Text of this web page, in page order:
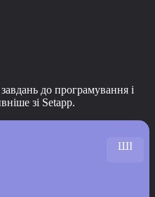
до програмування і
зі Setapp.
ШІ